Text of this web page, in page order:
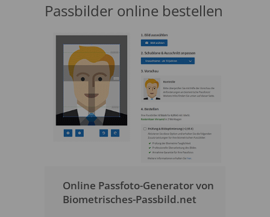
Passbilder online bestellen
Online Passfoto-Generator von
Biometrisches-Passbild.net